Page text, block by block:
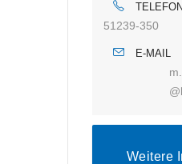
TELEFON
51239-350
E-MAIL
Weitere